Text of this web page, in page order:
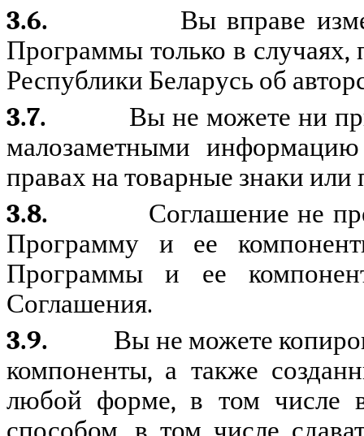
3.6.
Вы вправе
Программы только в случаях,
Республики Беларусь об
3.7.
Вы не можете ни
малозаметными
правах на товарные знаки
3.8.
Соглашение не
Программу и ее
Программы и ее
Соглашения.
3.9.
Вы не можете
компоненты, а также
любой форме, в том числе